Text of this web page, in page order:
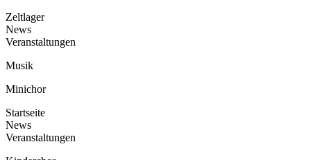
Zeltlager
News
Veranstaltungen
Musik
Minichor
Startseite
News
Veranstaltungen